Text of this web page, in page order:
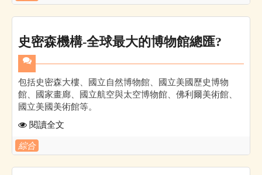
史密森機構-全球最大的博物館總匯?
包括史密森大樓、國立自然博物館、國立美國歷史博物
館、國家畫廊、國立航空與太空博物館、佛利爾美術館、
國立美國美術館等。
閱讀全文
綜合